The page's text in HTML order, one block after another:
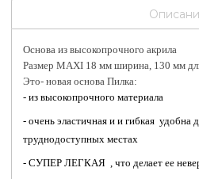
Основа из высокопрочного акрила
Размер MAXI 18 мм ширина, 130 мм
Это- новая основа Пилка:
- из высокопрочного материала
- очень эластичная и и гибкая удобна
труднодоступных местах
- СУПЕР ЛЕГКАЯ , что делает ее